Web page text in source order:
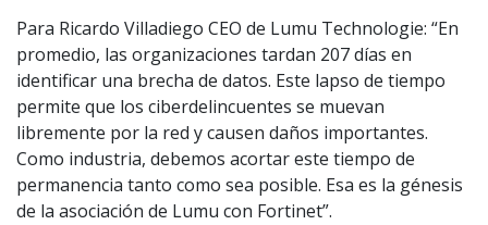
Para Ricardo Villadiego CEO de Lumu Technologie: “En
promedio, las organizaciones tardan 207 días en
identificar una brecha de datos. Este lapso de tiempo
permite que los ciberdelincuentes se muevan
libremente por la red y causen daños importantes.
Como industria, debemos acortar este tiempo de
permanencia tanto como sea posible. Esa es la génesis
de la asociación de Lumu con Fortinet”.